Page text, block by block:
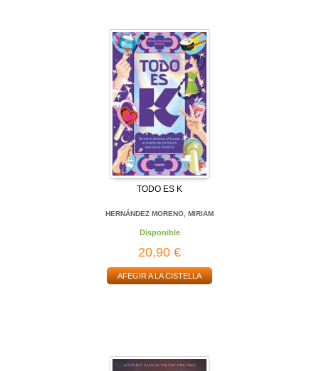
TODO ES K
HERNÁNDEZ MORENO, MIRIAM
Disponible
20,90 €
AFEGIR A LA CISTELLA